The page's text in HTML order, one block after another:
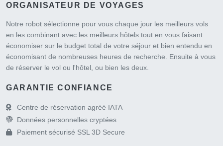
ORGANISATEUR DE VOYAGES
Notre robot sélectionne pour vous chaque jour les meilleurs vols
en les combinant avec les meilleurs hôtels tout en vous faisant
économiser sur le budget total de votre séjour et bien entendu en
économisant de nombreuses heures de recherche. Ensuite à vous
de réserver le vol ou l'hôtel, ou bien les deux.
GARANTIE CONFIANCE
Centre de réservation agréé IATA
Données personnelles cryptées
Paiement sécurisé SSL 3D Secure